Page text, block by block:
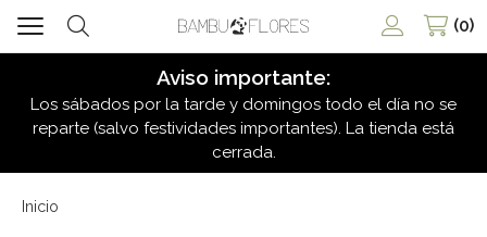
Buscar
0
Aviso importante:
Los sábados por la tarde y domingos todo el día no se
reparte (salvo festividades importantes). La tienda está
cerrada.
Inicio